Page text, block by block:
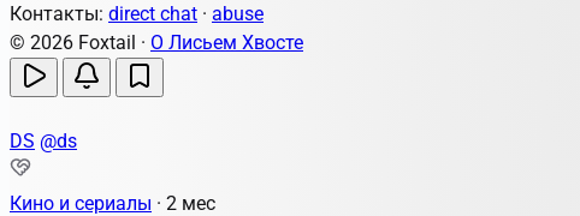
Контакты: direct chat · abuse
© 2026 Foxtail · О Лисьем Хвосте
DS @ds
Кино и сериалы · 2 мес